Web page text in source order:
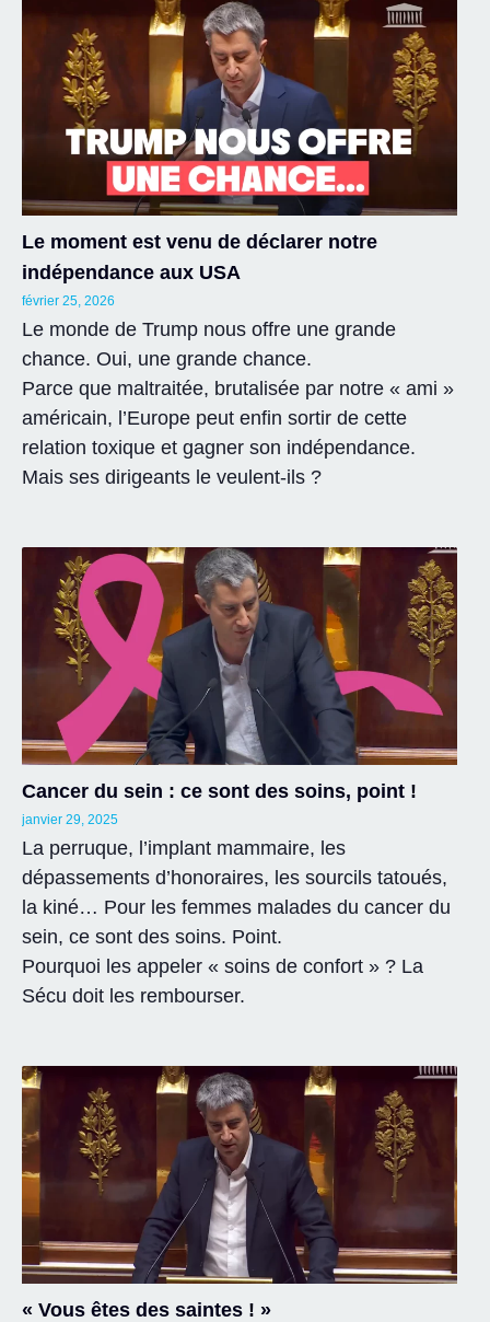
Le moment est venu de déclarer notre
indépendance aux USA
février 25, 2026
Le monde de Trump nous offre une grande
chance. Oui, une grande chance.
Parce que maltraitée, brutalisée par notre « ami »
américain, l’Europe peut enfin sortir de cette
relation toxique et gagner son indépendance.
Mais ses dirigeants le veulent-ils ?
Cancer du sein : ce sont des soins, point !
janvier 29, 2025
La perruque, l’implant mammaire, les
dépassements d’honoraires, les sourcils tatoués,
la kiné… Pour les femmes malades du cancer du
sein, ce sont des soins. Point.
Pourquoi les appeler « soins de confort » ? La
Sécu doit les rembourser.
« Vous êtes des saintes ! »